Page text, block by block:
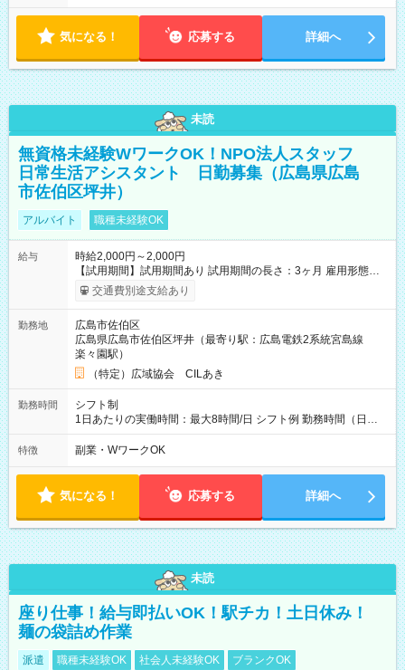
気になる！ 応募する 詳細へ
未読
無資格未経験WワークOK！NPO法人スタッフ
日常生活アシスタント 日勤募集（広島県広島
市佐伯区坪井）
アルバイト 職種未経験OK
給与
時給2,000円～2,000円
【試用期間】試用期間あり 試用期間の長さ：3ヶ月 雇用形態、
給与は本採用時と同じです。
交通費別途支給あり
勤務地
広島市佐伯区
広島県広島市佐伯区坪井（最寄り駅：広島電鉄2系統宮島線
楽々園駅）
（特定）広域協会 CILあき
勤務時間
シフト制
1日あたりの実働時間：最大8時間/日 シフト例 勤務時間（日
勤）・8時～18時 （実働時間8時間 待機休憩2時間）（日勤1回
あたりの給与 2万円）
特徴 副業・WワークOK
気になる！ 応募する 詳細へ
未読
座り仕事！給与即払いOK！駅チカ！土日休み！
麺の袋詰め作業
派遣 職種未経験OK 社会人未経験OK
ブランクOK